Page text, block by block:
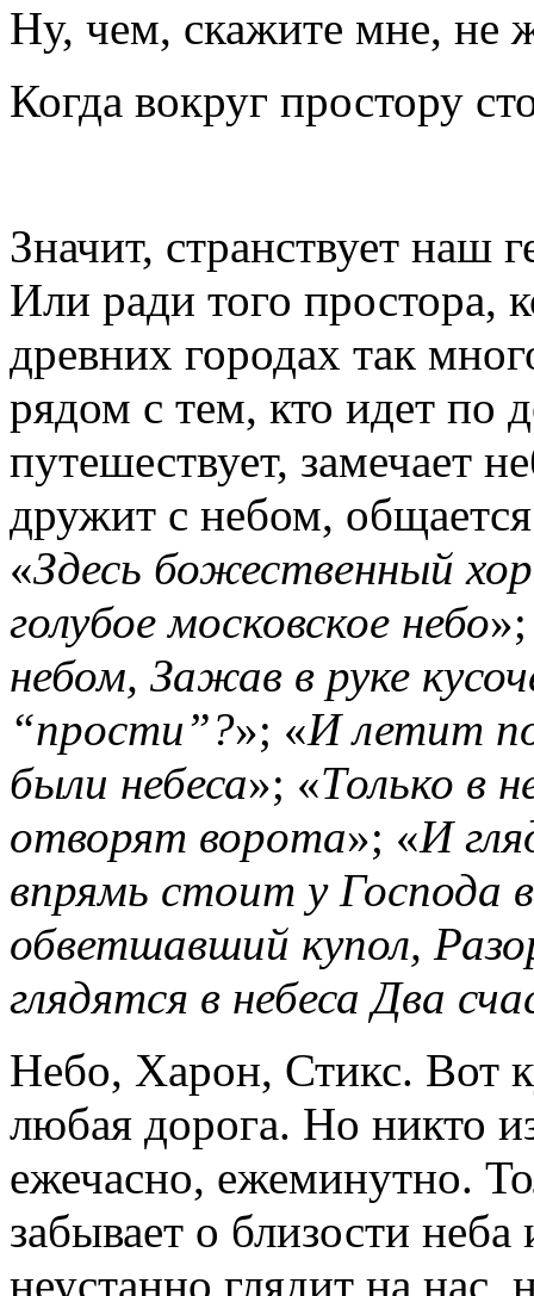
Ну, чем, скажите мне, не
Когда вокруг простору
Значит, странствует наш
Или ради того простора,
древних городах так
рядом с тем, кто идет по
путешествует, замечает
дружит с небом,
«Здесь божественный
голубое московское небо
небом, Зажав в руке
“прости”?»; «И летит
были небеса»; «Только в
отворят ворота»; «И
впрямь стоит у Господа
обветшавший купол,
глядятся в небеса Два
Небо, Харон, Стикс. Вот
любая дорога. Но никто
ежечасно, ежеминутно.
забывает о близости
неустанно глядит на нас,